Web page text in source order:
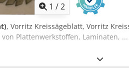
1 /2
, Vorritz Kreissägeblatt, Vorritz
Plattenwerkstoffen, Laminaten,